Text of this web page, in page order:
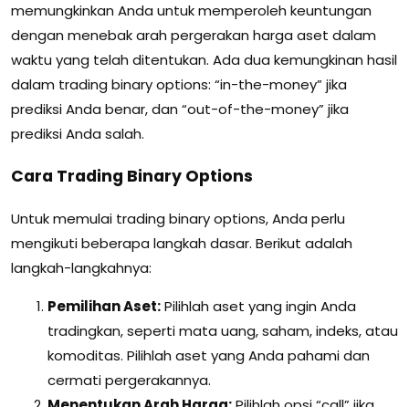
memungkinkan Anda untuk memperoleh keuntungan
dengan menebak arah pergerakan harga aset dalam
waktu yang telah ditentukan. Ada dua kemungkinan hasil
dalam trading binary options: “in-the-money” jika
prediksi Anda benar, dan “out-of-the-money” jika
prediksi Anda salah.
Cara Trading Binary Options
Untuk memulai trading binary options, Anda perlu
mengikuti beberapa langkah dasar. Berikut adalah
langkah-langkahnya:
Pemilihan Aset:Pilihlah aset yang ingin Anda
tradingkan, seperti mata uang, saham, indeks, atau
komoditas. Pilihlah aset yang Anda pahami dan
cermati pergerakannya.